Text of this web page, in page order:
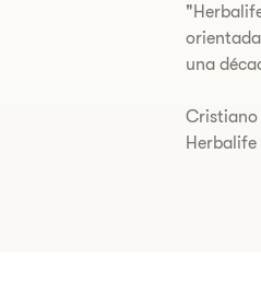
una
Cristiano